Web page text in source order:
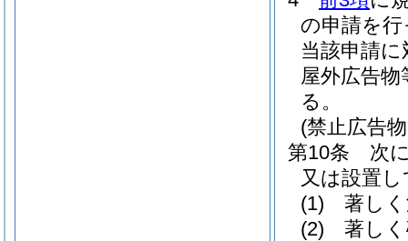
の申請を
当該申請
屋外広告
る。
(禁止広告
第10条
次
又は設置
(1)
著し
(2)
著し